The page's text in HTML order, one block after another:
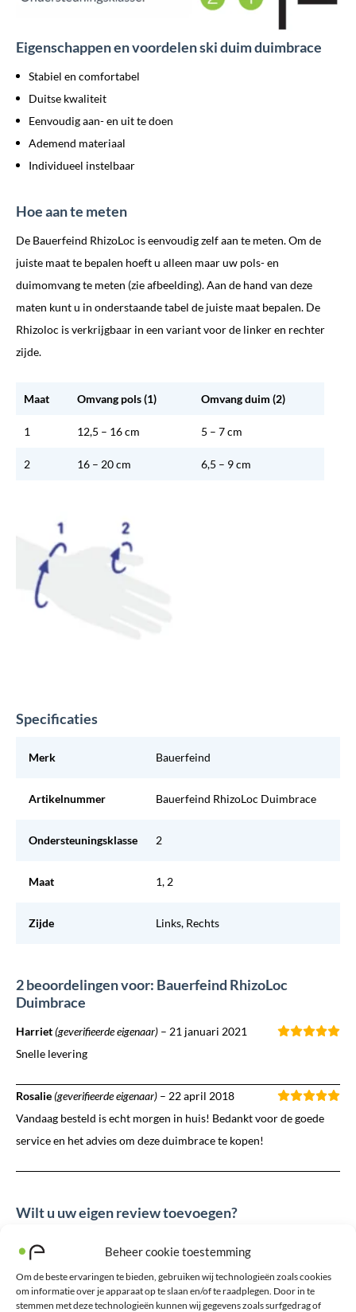
Beheer cookie toestemming
Om de beste ervaringen te bieden, gebruiken wij technologieën zoals cookies
om informatie over je apparaat op te slaan en/of te raadplegen. Door in te
stemmen met deze technologieën kunnen wij gegevens zoals surfgedrag of
Eigenschappen en voordelen ski duim duimbrace
Stabiel en comfortabel
Duitse kwaliteit
Eenvoudig aan- en uit te doen
Ademend materiaal
Individueel instelbaar
Hoe aan te meten
De Bauerfeind RhizoLoc is eenvoudig zelf aan te meten. Om de
juiste maat te bepalen hoeft u alleen maar uw pols- en
duimomvang te meten (zie afbeelding). Aan de hand van deze
maten kunt u in onderstaande tabel de juiste maat bepalen. De
Rhizoloc is verkrijgbaar in een variant voor de linker en rechter
zijde.
Maat Omvang pols (1) Omvang duim (2)
1 12,5 – 16 cm 5 – 7 cm
2 16 – 20 cm 6,5 – 9 cm
Specificaties
Merk Bauerfeind
Artikelnummer Bauerfeind RhizoLoc Duimbrace
Ondersteuningsklasse 2
Maat 1, 2
Zijde Links, Rechts
2 beoordelingen voor: Bauerfeind RhizoLoc
Duimbrace
Harriet(geverifieerde eigenaar) – 21 januari 2021
Snelle levering
Rosalie(geverifieerde eigenaar) – 22 april 2018
Vandaag besteld is echt morgen in huis! Bedankt voor de goede
service en het advies om deze duimbrace te kopen!
Wilt u uw eigen review toevoegen?
Het e-mailadres wordt niet gepubliceerd. Verplichte velden zijn
gemarkeerd met *
Uw waardering *